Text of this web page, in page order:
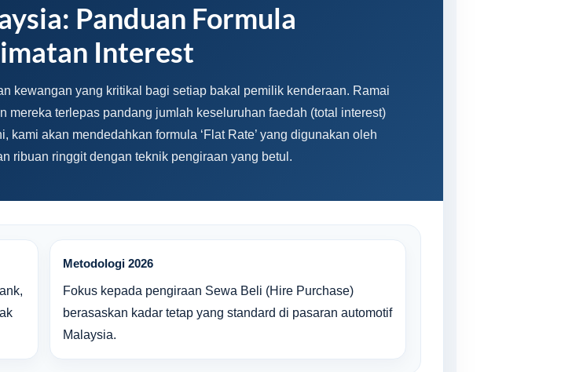
Panduan Formula
Interest
kewangan yang kritikal bagi setiap bakal pemilik kenderaan. Ramai
terlepas pandang jumlah keseluruhan faedah (total interest)
akan mendedahkan formula ‘Flat Rate’ yang digunakan oleh
ribuan ringgit dengan teknik pengiraan yang betul.
Metodologi 2026
Fokus kepada pengiraan Sewa Beli (Hire Purchase)
berasaskan kadar tetap yang standard di pasaran automotif
Malaysia.